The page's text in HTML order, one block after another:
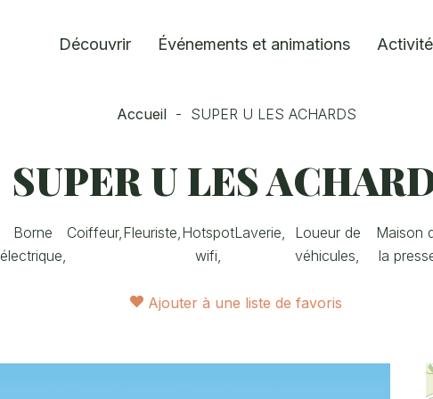
Découvrir Événements et animations
Accueil - SUPER U LES ACHARDS
SUPER U LES
Borne
électrique,
Coiffeur,Fleuriste,Hotspot
wifi,
Laverie,
Loueur de
véhicules,
Maison
la
Ajouter à une liste de favoris